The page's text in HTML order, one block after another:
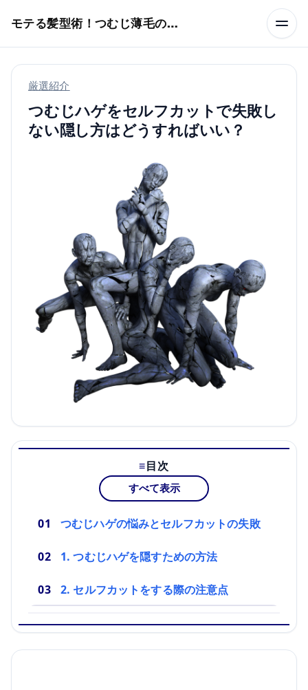
モテる髪型術！つむじ薄毛の隠し方
厳選紹介
つむじハゲをセルフカットで失敗し
ない隠し方はどうすればいい？
目次
すべて表示
つむじハゲの悩みとセルフカットの失敗
1. つむじハゲを隠すための方法
2. セルフカットをする際の注意点